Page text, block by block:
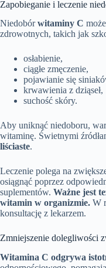
Zapobieganie i leczenie
Niedobórwitaminy C
zdrowotnych, takich jak
osłabienie,
ciągłe zmęczenie,
pojawianie się
krwawienia z dziąseł,
suchość skóry.
Aby uniknąć niedoboru,
witaminę. Świetnymi
liściaste.
Leczenie polega na
osiągnąć poprzez
suplementów. Ważne jest
witamin w organizmie. W
konsultację z lekarzem.
Zmniejszenie dolegliwości
Witamina C odgrywa